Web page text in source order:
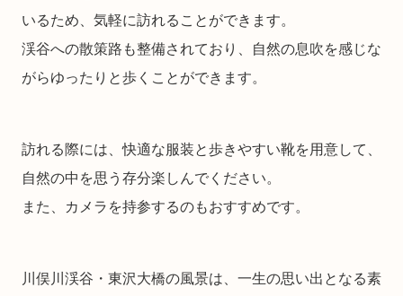
いるため、気軽に訪れることができます。
渓谷への散策路も整備されており、自然の息吹を感じな
がらゆったりと歩くことができます。
訪れる際には、快適な服装と歩きやすい靴を用意して、
自然の中を思う存分楽しんでください。
また、カメラを持参するのもおすすめです。
川俣川渓谷・東沢大橋の風景は、一生の思い出となる素